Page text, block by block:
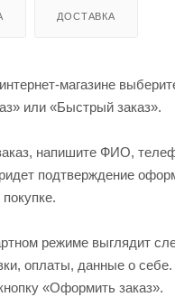
ДОСТАВКА
магазине
или «Быстрый заказ».
напишите ФИО,
подтверждение
режиме выглядит
оплаты, данные о
«Оформить заказ».